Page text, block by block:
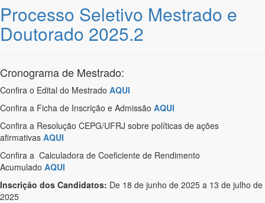
Processo Seletivo Mestrado e
Doutorado 2025.2
Cronograma de Mestrado:
Confira o Edital do Mestrado AQUI
Confira a Ficha de Inscrição e Admissão AQUI
Confira a Resolução CEPG/UFRJ sobre políticas de ações
afirmativas AQUI
Confira a Calculadora de Coeficiente de Rendimento
Acumulado AQUI
Inscrição dos Candidatos: De 18 de junho de 2025 a 13 de julho de
2025